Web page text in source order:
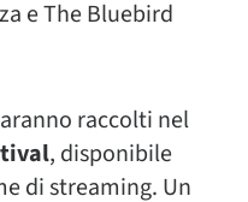
e The Bluebird
raccolti nel
, disponibile
di streaming. Un